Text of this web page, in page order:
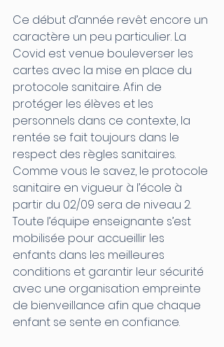
Ce début d’année revêt encore un
caractère un peu particulier. La
Covid est venue bouleverser les
cartes avec la mise en place du
protocole sanitaire. Afin de
protéger les élèves et les
personnels dans ce contexte, la
rentée se fait toujours dans le
respect des règles sanitaires.
Comme vous le savez, le protocole
sanitaire en vigueur à l’école à
partir du 02/09 sera de niveau 2.
Toute l’équipe enseignante s’est
mobilisée pour accueillir les
enfants dans les meilleures
conditions et garantir leur sécurité
avec une organisation empreinte
de bienveillance afin que chaque
enfant se sente en confiance.